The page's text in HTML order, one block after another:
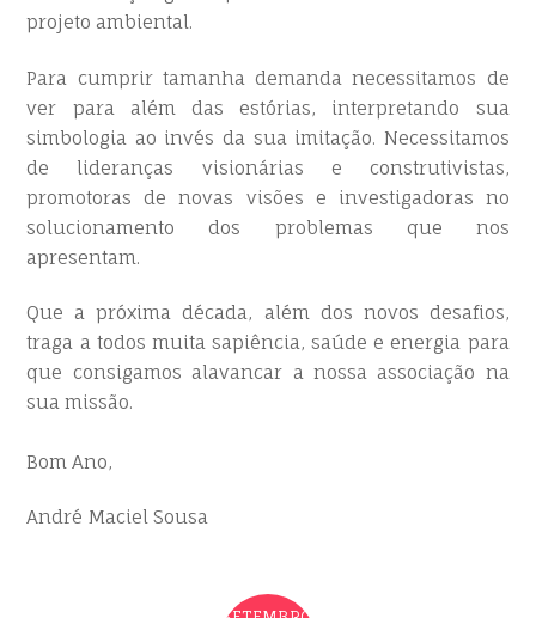
projeto ambiental.
Para cumprir tamanha demanda necessitamos de
ver para além das estórias, interpretando sua
simbologia ao invés da sua imitação. Necessitamos
de lideranças visionárias e construtivistas,
promotoras de novas visões e investigadoras no
solucionamento dos problemas que nos
apresentam.
Que a próxima década, além dos novos desafios,
traga a todos muita sapiência, saúde e energia para
que consigamos alavancar a nossa associação na
sua missão.
Bom Ano,
André Maciel Sousa